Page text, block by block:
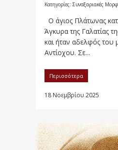
Κατηγορίες: Συναξαριακές
Ο άγιος Πλάτωνας
Άγκυρα της Γαλατίας
και ήταν αδελφός του
Αντίοχου. Σε...
Περισσότερα
18 Νοεμβρίου 2025